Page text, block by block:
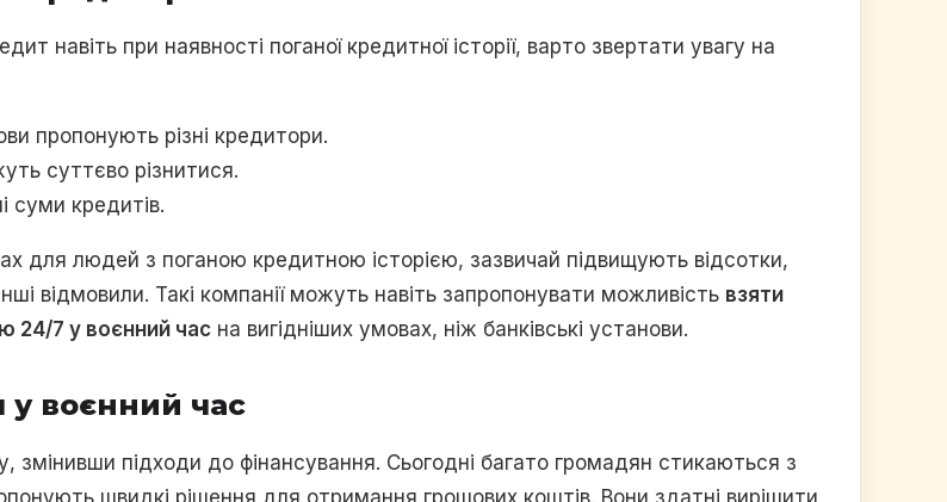
навіть при наявності поганої кредитної історії, варто звертати увагу на
пропонують різні кредитори.
суттєво різнитися.
суми кредитів.
для людей з поганою кредитною історією, зазвичай підвищують відсотки,
відмовили. Такі компанії можуть навіть запропонувати можливість взяти
24/7 у воєнний час на вигідніших умовах, ніж банківські установи.
у воєнний час
змінивши підходи до фінансування. Сьогодні багато громадян стикаються з
швидкі рішення для отримання грошових коштів. Вони здатні вирішити